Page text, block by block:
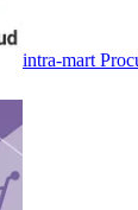
intra-mart